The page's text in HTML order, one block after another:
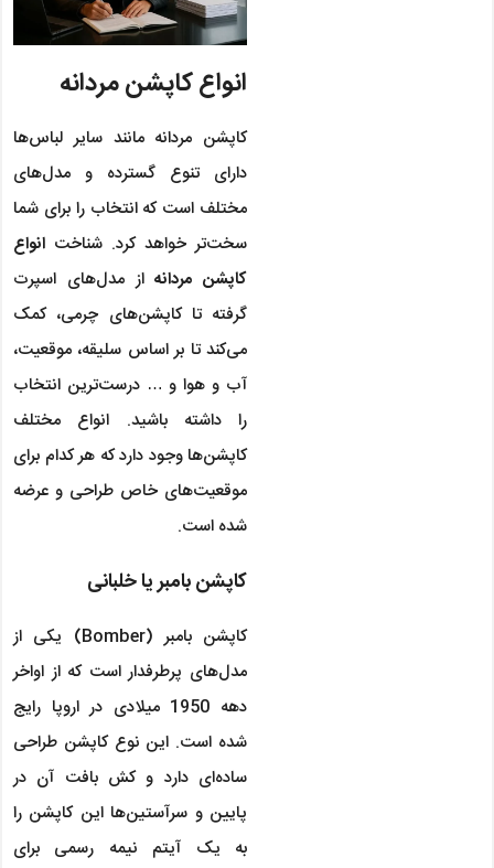
انواع کاپشن مردانه
کاپشن مردانه مانند سایر لباس‌ها
دارای تنوع گسترده و مدل‌های
مختلف است که انتخاب را برای شما
سخت‌تر خواهد کرد. شناخت انواع
کاپشن مردانهاز مدل‌های اسپرت
گرفته تا کاپشن‌های چرمی، کمک
می‌کند تا بر اساس سلیقه، موقعیت،
آب و هوا و … درست‌ترین انتخاب
را داشته باشید. انواع مختلف
کاپشن‌ها وجود دارد که هر کدام برای
موقعیت‌های خاص طراحی و عرضه
شده است.
کاپشن بامبر یا خلبانی
کاپشن بامبر (Bomber) یکی از
مدل‌های پرطرفدار است که از اواخر
دهه 1950 میلادی در اروپا رایج
شده است. این نوع کاپشن طراحی
ساده‌ای دارد و کش بافت آن در
پایین و سرآستین‌ها این کاپشن را
به یک آیتم نیمه رسمی برای